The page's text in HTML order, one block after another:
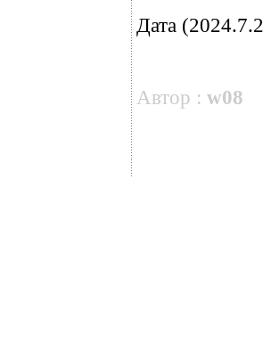
Дата
Автор : w08